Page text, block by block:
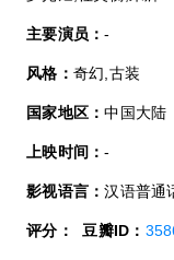
主要演员：-
风格： 奇幻,古装
国家地区：中国大陆
上映时间：-
影视语言：汉语普通
评分： 豆瓣ID：